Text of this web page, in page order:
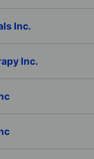
Inc.
Inc.